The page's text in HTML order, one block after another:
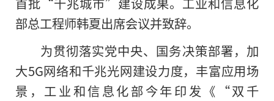
部总工程师韩夏出席会议并致辞。
为贯彻落实党中央、国务决策部署，加
大5G网络和千兆光网建设力度，丰富应用场
景，工业和信息化部今年印发《“双千